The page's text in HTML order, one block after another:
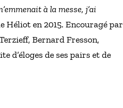
à la messe, j’ai
Héliot en 2015. Encouragé par
Bernard Fresson,
d’éloges de ses pairs et de